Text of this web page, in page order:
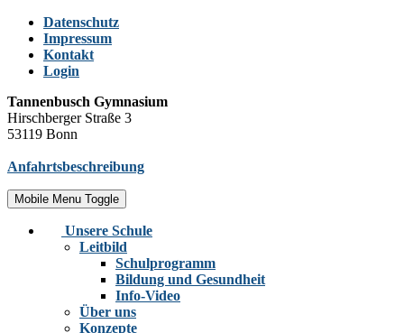
Datenschutz
Impressum
Kontakt
Login
Tannenbusch Gymnasium
Hirschberger Straße 3
53119 Bonn
Anfahrtsbeschreibung
Mobile Menu Toggle
Unsere Schule
Leitbild
Schulprogramm
Bildung und Gesundheit
Info-Video
Über uns
Konzepte